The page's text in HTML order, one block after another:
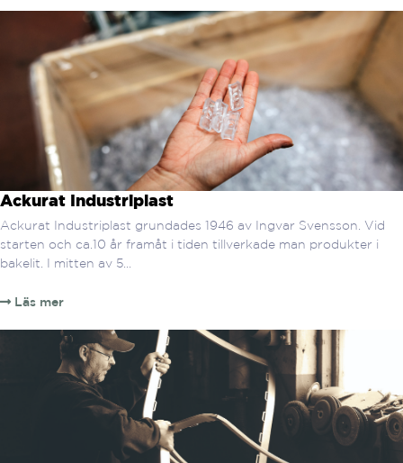
Ackurat Industriplast
Ackurat Industriplast grundades 1946 av Ingvar Svensson. Vid
starten och ca.10 år framåt i tiden tillverkade man produkter i
bakelit. I mitten av 5...
Läs mer